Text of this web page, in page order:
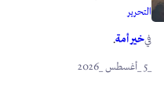
التحرير
فيخير أمة.
_5 _أغسطس _2026